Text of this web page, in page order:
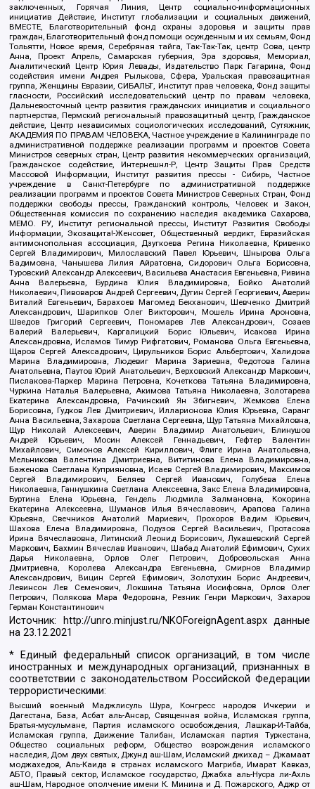
заключенных, Горячая Линия, Центр социально-информационных
инициатив Действие, Институт глобализации и социальных движений,
ВМЕСТЕ, Благотворительный фонд охраны здоровья и защиты прав
граждан, Благотворительный фонд помощи осужденным и их семьям, Фонд
Тольятти, Новое время, Серебряная тайга, Так-Так-Так, центр Сова, центр
Анна, Проект Апрель, Самарская губерния, Эра здоровья, Мемориал,
Аналитический Центр Юрия Левады, Издательство Парк Гагарина, Фонд
содействия имени Андрея Рылькова, Сфера, Уральская правозащитная
группа, Женщины Евразии, СИБАЛЬТ, Институт прав человека, Фонд защиты
гласности, Российский исследовательский центр по правам человека,
Дальневосточный центр развития гражданских инициатив и социального
партнерства, Пермский региональный правозащитный центр, Гражданское
действие, Центр независимых социологических исследований, Сутяжник,
АКАДЕМИЯ ПО ПРАВАМ ЧЕЛОВЕКА, Частное учреждение в Калининграде по
административной поддержке реализации программ и проектов Совета
Министров северных стран, Центр развития некоммерческих организаций,
Гражданское содействие, Интернешнл-Р, Центр Защиты Прав Средств
Массовой Информации, Институт развития прессы - Сибирь, Частное
учреждение в Санкт-Петербурге по административной поддержке
реализации программ и проектов Совета Министров Северных Стран, Фонд
поддержки свободы прессы, Гражданский контроль, Человек и Закон,
Общественная комиссия по сохранению наследия академика Сахарова,
МЕМО. РУ, Институт региональной прессы, Институт Развития Свободы
Информации, Экозащита!-Женсовет, Общественный вердикт, Евразийская
антимонопольная ассоциация, Дзугкоева Регина Николаевна, Кривенко
Сергей Владимирович, Милославский Павел Юрьевич, Шнырова Ольга
Вадимовна, Чанышева Лилия Айратовна, Сидорович Ольга Борисовна,
Туровский Александр Алексеевич, Васильева Анастасия Евгеньевна, Ривина
Анна Валерьевна, Бурдина Юлия Владимировна, Бойко Анатолий
Николаевич, Пивоваров Андрей Сергеевич, Дугин Сергей Георгиевич, Аверин
Виталий Евгеньевич, Барахоев Магомед Бекханович, Шевченко Дмитрий
Александрович, Шарипков Олег Викторович, Мошель Ирина Ароновна,
Шведов Григорий Сергеевич, Пономарев Лев Александрович, Созаев
Валерий Валерьевич, Каргалицкий Борис Юльевич, Исакова Ирина
Александровна, Исламов Тимур Рифгатович, Романова Ольга Евгеньевна,
Щаров Сергей Алексадрович, Цирульников Борис Альбертович, Халидова
Марина Владимировна, Людевиг Марина Зариевна, Федотова Галина
Анатольевна, Паутов Юрий Анатольевич, Верховский Александр Маркович,
Пислакова-Паркер Марина Петровна, Кочеткова Татьяна Владимировна,
Чуркина Наталья Валерьевна, Акимова Татьяна Николаевна, Золотарева
Екатерина Александровна, Рачинский Ян Збигневич, Жемкова Елена
Борисовна, Гудков Лев Дмитриевич, Илларионова Юлия Юрьевна, Саранг
Анна Васильевна, Захарова Светлана Сергеевна, Щур Татьяна Михайловна,
Щур Николай Алексеевич, Аверин Владимир Анатольевич, Блинушов
Андрей Юрьевич, Мосин Алексей Геннадьевич, Гефтер Валентин
Михайлович, Симонов Алексей Кириллович, Флиге Ирина Анатольевна,
Мельникова Валентина Дмитриевна, Вититинова Елена Владимировна,
Баженова Светлана Куприяновна, Исаев Сергей Владимирович, Максимов
Сергей Владимирович, Беляев Сергей Иванович, Голубева Елена
Николаевна, Ганнушкина Светлана Алексеевна, Закс Елена Владимировна,
Буртина Елена Юрьевна, Гендель Людмила Залмановна, Кокорина
Екатерина Алексеевна, Шуманов Илья Вячеславович, Арапова Галина
Юрьевна, Свечников Анатолий Мариевич, Прохоров Вадим Юрьевич,
Шахова Елена Владимировна, Подузов Сергей Васильевич, Протасова
Ирина Вячеславовна, Литинский Леонид Борисович, Лукашевский Сергей
Маркович, Бахмин Вячеслав Иванович, Шабад Анатолий Ефимович, Сухих
Дарья Николаевна, Орлов Олег Петрович, Добровольская Анна
Дмитриевна, Королева Александра Евгеньевна, Смирнов Владимир
Александрович, Вицин Сергей Ефимович, Золотухин Борис Андреевич,
Левинсон Лев Семенович, Локшина Татьяна Иосифовна, Орлов Олег
Петрович, Полякова Мара Федоровна, Резник Генри Маркович, Захаров
Герман Константинович
Источник: http://unro.minjust.ru/NKOForeignAgent.aspxданные
на23.12.2021
* Единый федеральный список организаций, в том числе
иностранных и международных организаций, признанных в
соответствии с законодательством Российской Федерации
террористическими:
Высший военный Маджлисуль Шура, Конгресс народов Ичкерии и
Дагестана, База, Асбат аль-Ансар, Священная война, Исламская группа,
Братья-мусульмане, Партия исламского освобождения, Лашкар-И-Тайба,
Исламская группа, Движение Талибан, Исламская партия Туркестана,
Общество социальных реформ, Общество возрождения исламского
наследия, Дом двух святых, Джунд аш-Шам, Исламский джихад – Джамаат
моджахедов, Аль-Каида в странах исламского Магриба, Имарат Кавказ,
АБТО, Правый сектор, Исламское государство, Джабха аль-Нусра ли-Ахль
аш-Шам, Народное ополчение имени К. Минина и Д. Пожарского, Аджр от